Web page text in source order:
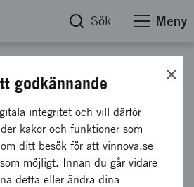
Sök Meny
(redirect)
en redirect, skickar
sida än den den url de
godkännande
integritet och vill därför
kakor och funktioner som
ditt besök för att vinnova.se
möjligt. Innan du går vidare
detta eller ändra dina